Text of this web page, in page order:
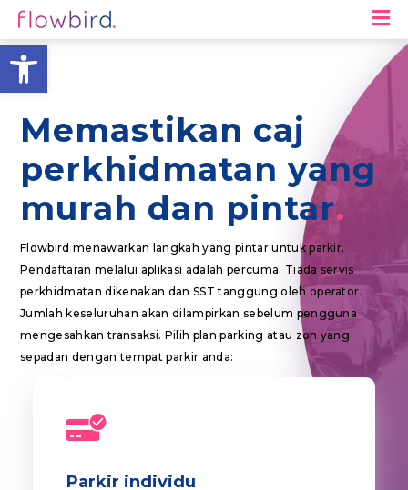
Open toolbar
Memastikan caj
perkhidmatan yang
murah dan pintar
Flowbird menawarkan langkah yang pintar untuk parkir.
Pendaftaran melalui aplikasi adalah percuma. Tiada servis
perkhidmatan dikenakan dan SST tanggung oleh operator.
Jumlah keseluruhan akan dilampirkan sebelum pengguna
mengesahkan transaksi. Pilih plan parking atau zon yang
sepadan dengan tempat parkir anda:
Parkir individu